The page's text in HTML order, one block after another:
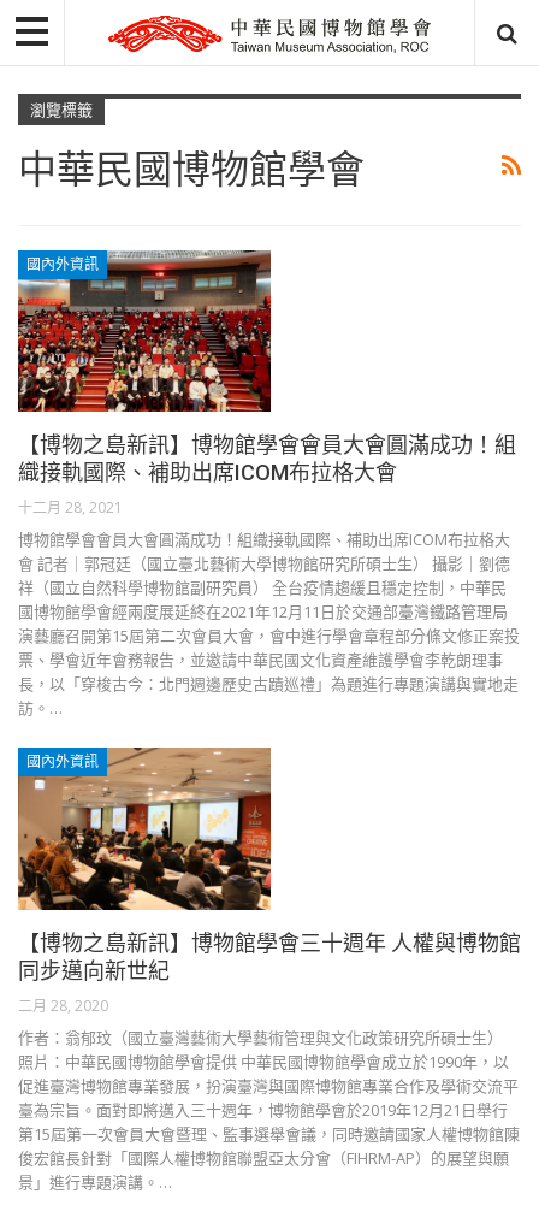
瀏覽標籤
中華民國博物館學會
國內外資訊
【博物之島新訊】博物館學會會員大會圓滿成功！組
織接軌國際、補助出席ICOM布拉格大會
十二月 28, 2021
博物館學會會員大會圓滿成功！組織接軌國際、補助出席ICOM布拉格大
會 記者｜郭冠廷（國立臺北藝術大學博物館研究所碩士生） 攝影｜劉德
祥（國立自然科學博物館副研究員） 全台疫情趨緩且穩定控制，中華民
國博物館學會經兩度展延終在2021年12月11日於交通部臺灣鐵路管理局
演藝廳召開第15屆第二次會員大會，會中進行學會章程部分條文修正案投
票、學會近年會務報告，並邀請中華民國文化資產維護學會李乾朗理事
長，以「穿梭古今：北門週邊歷史古蹟巡禮」為題進行專題演講與實地走
訪。…
國內外資訊
【博物之島新訊】博物館學會三十週年 人權與博物館
同步邁向新世紀
二月 28, 2020
作者：翁郁玟（國立臺灣藝術大學藝術管理與文化政策研究所碩士生）
照片：中華民國博物館學會提供 中華民國博物館學會成立於1990年，以
促進臺灣博物館專業發展，扮演臺灣與國際博物館專業合作及學術交流平
臺為宗旨。面對即將邁入三十週年，博物館學會於2019年12月21日舉行
第15屆第一次會員大會暨理、監事選舉會議，同時邀請國家人權博物館陳
俊宏館長針對「國際人權博物館聯盟亞太分會（FIHRM-AP）的展望與願
景」進行專題演講。…